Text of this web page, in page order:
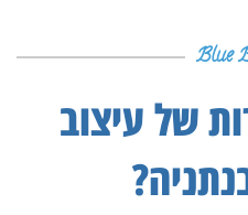
Blue
של עיצוב